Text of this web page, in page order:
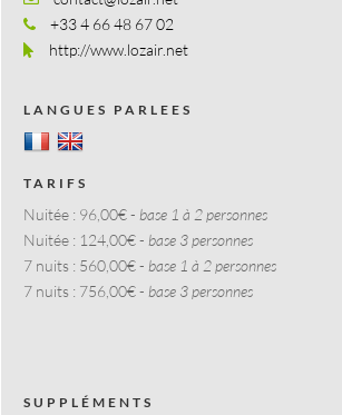
+33 4 66 48 67 02
http://www.lozair.net
LANGUES PARLEES
TARIFS
Nuitée : 96,00€ - base 1 à 2 personnes
Nuitée : 124,00€ - base 3 personnes
7 nuits : 560,00€ - base 1 à 2 personnes
7 nuits : 756,00€ - base 3 personnes
SUPPLÉMENTS